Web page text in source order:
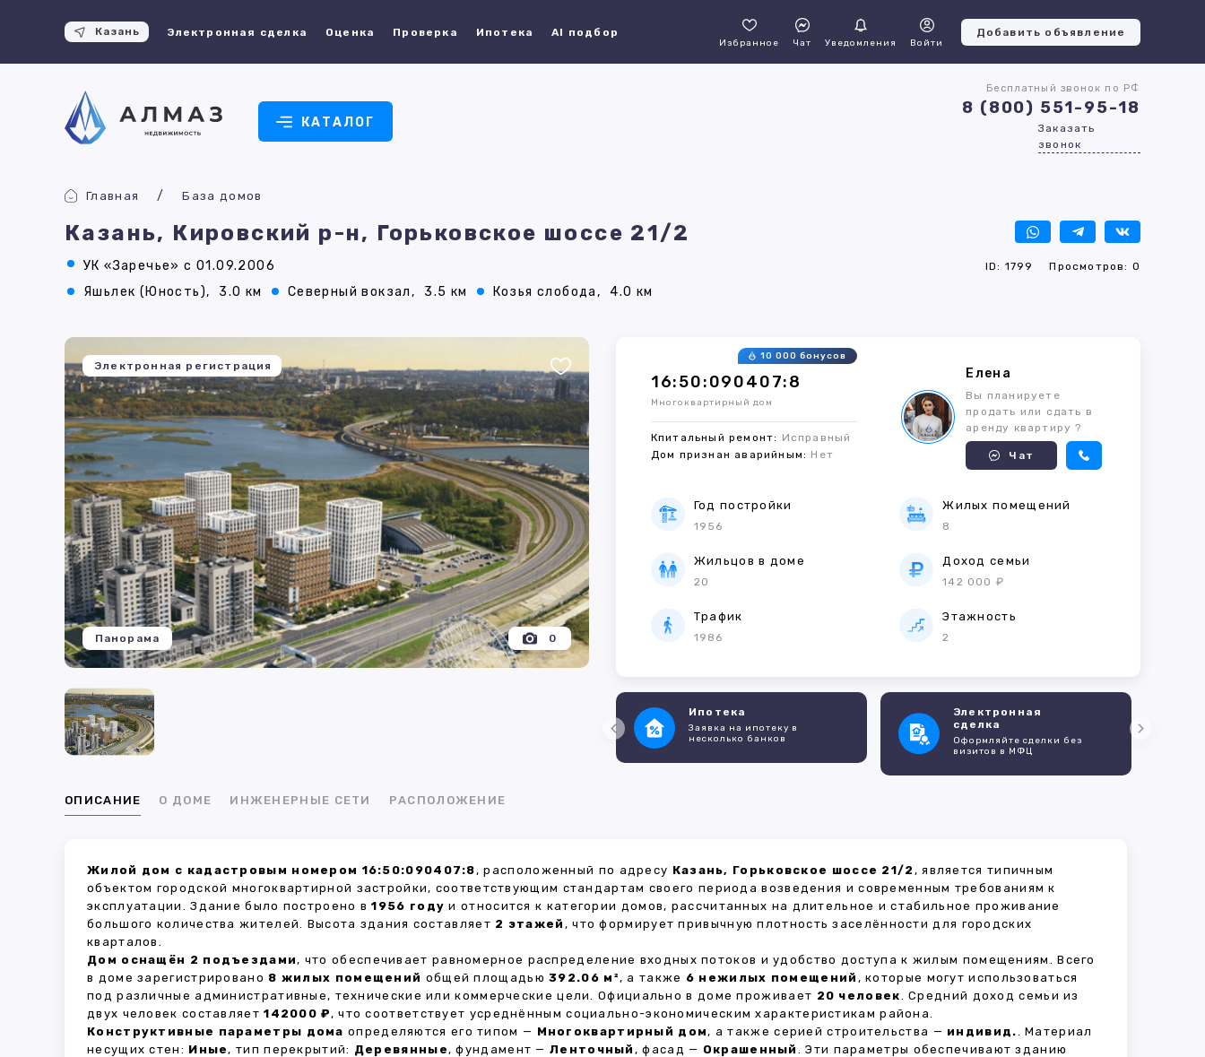
Казань Электронная сделка Оценка Проверка Ипотека AI подбор
Избранное Чат Уведомления Войти
Добавить объявление
КАТАЛОГ
Бесплатный звонок по РФ
8 (800) 551-95-18
Заказать
звонок
Главная База домов
Казань, Кировский р-н, Горьковское шоссе 21/2
УК «Заречье» с 01.09.2006 ID: 1799 Просмотров: 0
Яшьлек (Юность), 3.0 км Северный вокзал, 3.5 км Козья слобода, 4.0 км
Электронная регистрация
0
Панорама
16:50:090407:8
10 000 бонусов
Многоквартирный дом
Кпитальный ремонт: Исправный
Дом признан аварийным: Нет
Елена
Вы планируете
продать или сдать в
аренду квартиру ?
Чат
Год постройки
1956
Жилых помещений
8
Жильцов в доме
20
Доход семьи
142 000 ₽
Трафик
1986
Этажность
2
Ипотека
Заявка на ипотеку в
несколько банков
Электронная
сделка
Оформляйте сделки без
визитов в МФЦ
ОПИСАНИЕ О ДОМЕ ИНЖЕНЕРНЫЕ СЕТИ РАСПОЛОЖЕНИЕ
Жилой дом с кадастровым номером 16:50:090407:8, расположенный по адресу Казань, Горьковское шоссе 21/2 , является типичным
объектом городской многоквартирной застройки, соответствующим стандартам своего периода возведения и современным требованиям к
эксплуатации. Здание было построено в1956 году и относится к категории домов, рассчитанных на длительное и стабильное проживание
большого количества жителей. Высота здания составляет 2 этажей , что формирует привычную плотность заселённости для городских
кварталов.
Дом оснащён 2 подъездами, что обеспечивает равномерное распределение входных потоков и удобство доступа к жилым помещениям. Всего
в доме зарегистрировано 8 жилых помещений общей площадью392.06 м², а также 6 нежилых помещений , которые могут использоваться
под различные административные, технические или коммерческие цели. Официально в доме проживает 20 человек. Средний доход семьи из
двух человек составляет142000 ₽, что соответствует усреднённым социально-экономическим характеристикам района.
Конструктивные параметры дома определяются его типом — Многоквартирный дом, а также серией строительства — индивид.. Материал
несущих стен: Иные, тип перекрытий: Деревянные, фундамент —Ленточный , фасад — Окрашенный . Эти параметры обеспечивают зданию